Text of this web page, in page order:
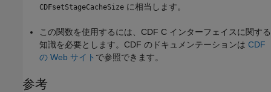
CDFsetStageCacheSize に相当します。
この関数を使用するには、CDF C インターフェイスに関する
知識を必要とします。CDF のドキュメンテーションは CDF
の Web サイト で参照できます。
参考